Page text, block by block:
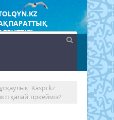
Kaspi.kz
қалай тіркейміз?